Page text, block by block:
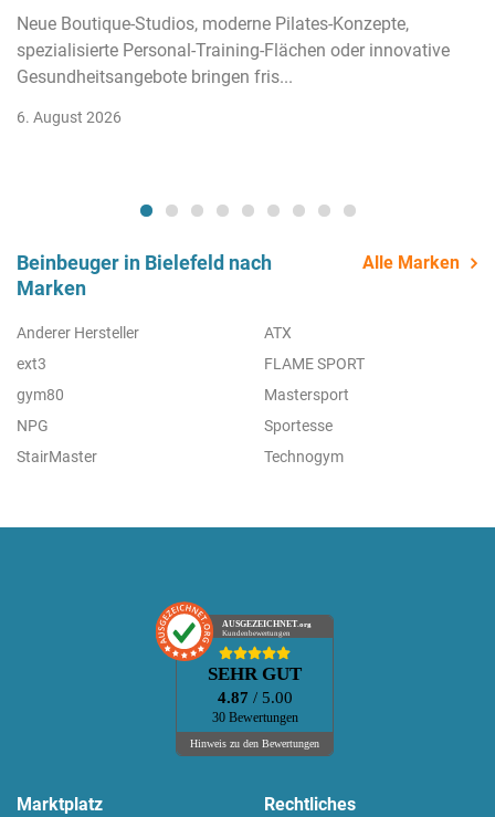
Neue Boutique-Studios, moderne Pilates-Konzepte,
spezialisierte Personal-Training-Flächen oder innovative
Gesundheitsangebote bringen fris...
6. August 2026
Beinbeuger in Bielefeld nach
Marken
Alle Marken
Anderer Hersteller
ATX
ext3
FLAME SPORT
gym80
Mastersport
NPG
Sportesse
StairMaster
Technogym
AUSGEZEICHNET.org
Kundenbewertungen
SEHR GUT
4.87 / 5.00
30 Bewertungen
Hinweis zu den Bewertungen
Marktplatz Rechtliches